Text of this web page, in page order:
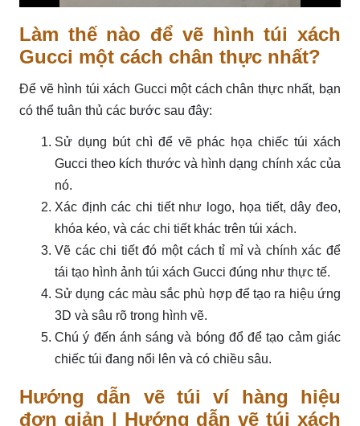
Làm thế nào để vẽ hình túi xách
Gucci một cách chân thực nhất?
Để vẽ hình túi xách Gucci một cách chân thực nhất, bạn
có thể tuân thủ các bước sau đây:
Sử dụng bút chì để vẽ phác họa chiếc túi xách
Gucci theo kích thước và hình dạng chính xác của
nó.
Xác định các chi tiết như logo, họa tiết, dây đeo,
khóa kéo, và các chi tiết khác trên túi xách.
Vẽ các chi tiết đó một cách tỉ mỉ và chính xác để
tái tạo hình ảnh túi xách Gucci đúng như thực tế.
Sử dụng các màu sắc phù hợp để tạo ra hiệu ứng
3D và sâu rõ trong hình vẽ.
Chú ý đến ánh sáng và bóng đổ để tạo cảm giác
chiếc túi đang nổi lên và có chiều sâu.
Hướng dẫn vẽ túi ví hàng hiệu
đơn giản | Hướng dẫn vẽ túi xách